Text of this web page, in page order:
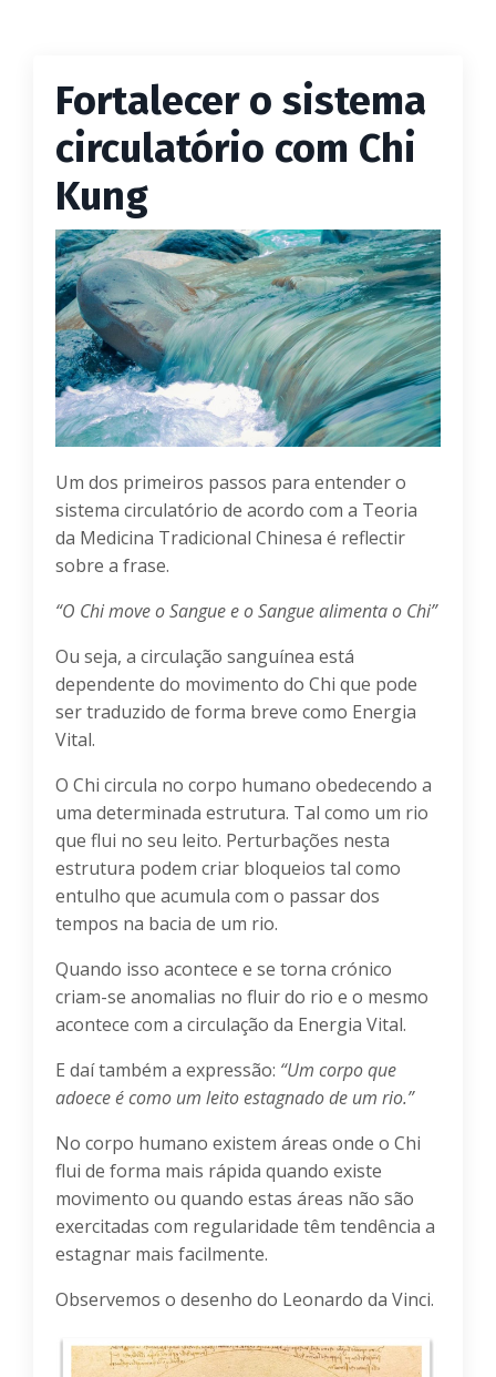
Fortalecer o sistema
circulatório com Chi
Kung
Um dos primeiros passos para entender o
sistema circulatório de acordo com a Teoria
da Medicina Tradicional Chinesa é reflectir
sobre a frase.
“O Chi move o Sangue e o Sangue alimenta o Chi”
Ou seja, a circulação sanguínea está
dependente do movimento do Chi que pode
ser traduzido de forma breve como Energia
Vital.
O Chi circula no corpo humano obedecendo a
uma determinada estrutura. Tal como um rio
que flui no seu leito. Perturbações nesta
estrutura podem criar bloqueios tal como
entulho que acumula com o passar dos
tempos na bacia de um rio.
Quando isso acontece e se torna crónico
criam-se anomalias no fluir do rio e o mesmo
acontece com a circulação da Energia Vital.
E daí também a expressão: “Um corpo que
adoece é como um leito estagnado de um rio.”
No corpo humano existem áreas onde o Chi
flui de forma mais rápida quando existe
movimento ou quando estas áreas não são
exercitadas com regularidade têm tendência a
estagnar mais facilmente.
Observemos o desenho do Leonardo da Vinci.